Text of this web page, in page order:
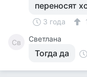
переносят
3 года
Св Светлана
Тогда да